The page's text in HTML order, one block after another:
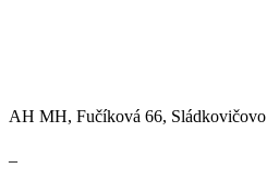
AH MH, Fučíková 66, Sládkovičovo
–